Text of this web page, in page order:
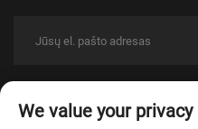
pravažymės rezervirowanės.
Privatumo politika
We value your privacy